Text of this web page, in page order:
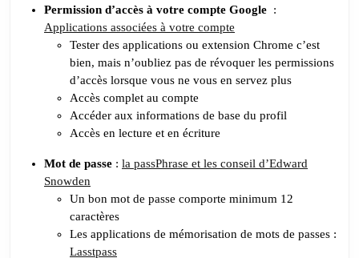
Permission d’accès à votre compte Google :
Applications associées à votre compte
Tester des applications ou extension Chrome c’est
bien, mais n’oubliez pas de révoquer les permissions
d’accès lorsque vous ne vous en servez plus
Accès complet au compte
Accéder aux informations de base du profil
Accès en lecture et en écriture
Mot de passe : la passPhrase et les conseil d’Edward
Snowden
Un bon mot de passe comporte minimum 12
caractères
Les applications de mémorisation de mots de passes :
Lasstpass